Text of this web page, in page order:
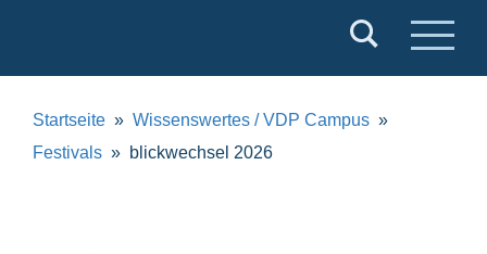
e.V.
Startseite
Wissenswertes / VDP Campus
Festivals
blickwechsel 2026